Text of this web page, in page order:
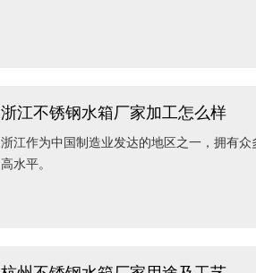
浙江不锈钢水箱厂家加工怎么样
浙江作为中国制造业发达的地区之一，拥有
高水平。